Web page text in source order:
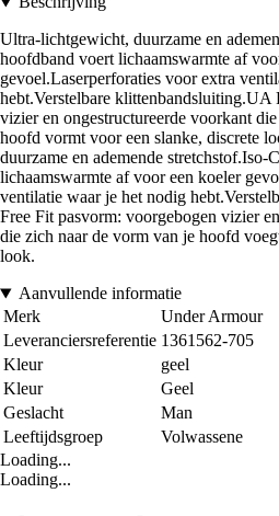
Ultra-lichtgewicht, duurzame en
hoofdband voert lichaamswarmte af
gevoel.Laserperforaties voor extra
hebt.Verstelbare klittenbandsluiting.UA
vizier en ongestructureerde voorkant
hoofd vormt voor een slanke, discrete
duurzame en ademende
lichaamswarmte af voor een koeler
ventilatie waar je het nodig
Free Fit pasvorm: voorgebogen vizier
die zich naar de vorm van je hoofd
look.
Aanvullende informatie
Merk
Under Armour
Leveranciersreferentie 1361562-705
Kleur
geel
Kleur
Geel
Geslacht
Man
Leeftijdsgroep
Volwassene
Loading...
Loading...